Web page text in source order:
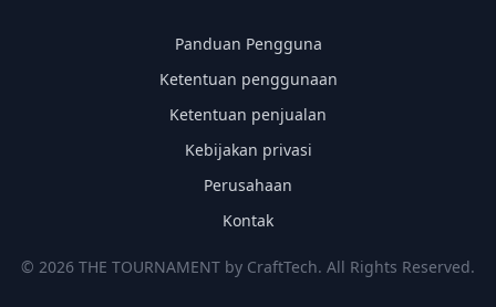
Panduan Pengguna
Ketentuan penggunaan
Ketentuan penjualan
Kebijakan privasi
Perusahaan
Kontak
© 2026 THE TOURNAMENT by CraftTech. All Rights Reserved.